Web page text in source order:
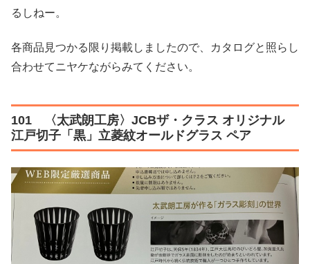
るしねー。
各商品見つかる限り掲載しましたので、カタログと照らし
合わせてニヤケながらみてください。
101 〈太武朗工房〉JCBザ・クラス オリジナル
江戸切子「黒」立菱紋オールドグラス ペア